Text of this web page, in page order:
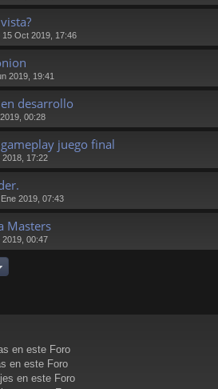
15 Oct 2019, 17:46
2019, 19:41
desarrollo
00:28
juego final
17:22
2019, 07:43
Masters
2019, 00:47
en este Foro
en este Foro
en este Foro